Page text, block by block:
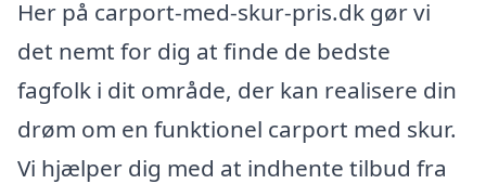
Her på carport-med-skur-pris.dk gør vi
det nemt for dig at finde de bedste
fagfolk i dit område, der kan realisere din
drøm om en funktionel carport med skur.
Vi hjælper dig med at indhente tilbud fra